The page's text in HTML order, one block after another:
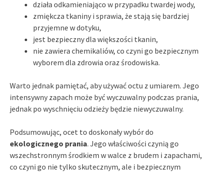
działa odkamieniająco w przypadku twardej wody,
zmiękcza tkaniny i sprawia, że stają się bardziej
przyjemne w dotyku,
jest bezpieczny dla większości tkanin,
nie zawiera chemikaliów, co czyni go bezpiecznym
wyborem dla zdrowia oraz środowiska.
Warto jednak pamiętać, aby używać octu z umiarem. Jego
intensywny zapach może być wyczuwalny podczas prania,
jednak po wyschnięciu odzieży będzie niewyczuwalny.
Podsumowując, ocet to doskonały wybór do
ekologicznego prania. Jego właściwości czynią go
wszechstronnym środkiem w walce z brudem i zapachami,
co czyni go nie tylko skutecznym, ale i bezpiecznym